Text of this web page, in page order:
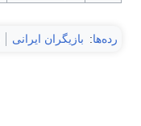
رده‌ها: بازیگران ایرانی